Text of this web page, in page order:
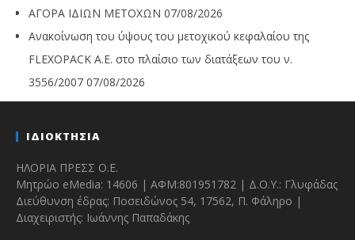
ΑΓΟΡΑ ΙΔΙΩΝ ΜΕΤΟΧΩΝ 07/08/2026
Ανακοίνωση του ύψους του μετοχικού κεφαλαίου της
FLEXOPACK A.E. στο πλαίσιο των διατάξεων του ν.
3556/2007 07/08/2026
ΙΔΙΟΚΤΗΣΙΑ
ΗΛΟΡΙΑ ΠΡΕΣΣ Ο.Ε.
Μητρώο eMedia: 14606 | ΑΦΜ:801951782 | Δ.Ο.Υ.: Γλυφάδας
Διεύθυνση έδρας: Ποσειδώνος 54, 17562, Π. Φάληρο |
Διαχειριστής: Ιωάννης Παπαδάκης